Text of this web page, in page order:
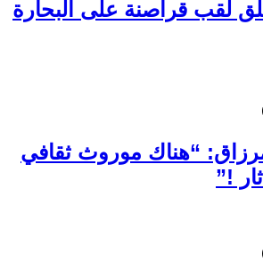
لقب قراصنة على البحارة
مرزاق: “هناك موروث ثقافي
!”